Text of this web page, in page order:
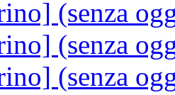
(senza
(senza
(senza